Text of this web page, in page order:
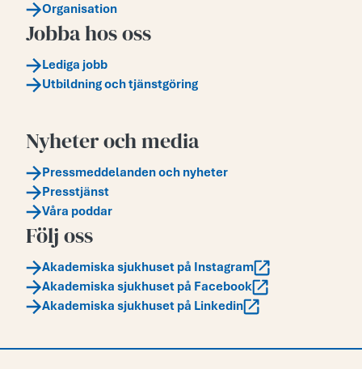
Organisation
Jobba hos oss
Lediga jobb
Utbildning och tjänstgöring
Nyheter och media
Pressmeddelanden och nyheter
Presstjänst
Våra poddar
Följ oss
Akademiska sjukhuset på Instagram
Akademiska sjukhuset på Facebook
Akademiska sjukhuset på Linkedin